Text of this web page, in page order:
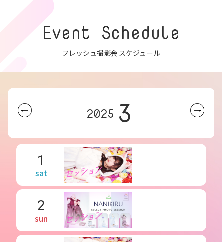
Event Schedule
フレッシュ撮影会 スケジュール
2025 3
1
sat
2
sun